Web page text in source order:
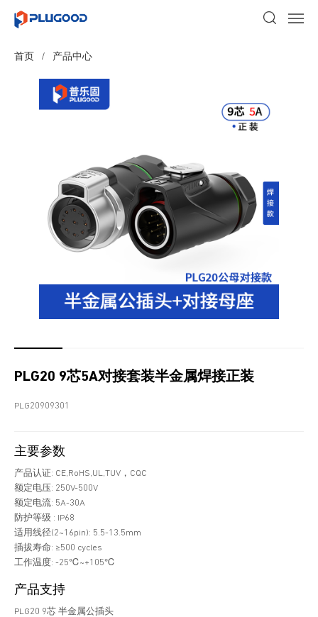
首页 / 产品中心
PLG20 9芯5A对接套装半金属焊接正装
PLG20909301
主要参数
产品认证: CE,RoHS,UL,TUV，CQC
额定电压: 250V-500V
额定电流: 5A-30A
防护等级 : IP68
适用线径(2~16pin): 5.5-13.5mm
插拔寿命: ≥500 cycles
工作温度: -25℃~+105℃
产品支持
PLG20 9芯 半金属公插头